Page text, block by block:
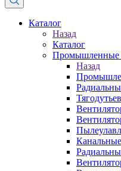
Каталог
Назад
Каталог
Промышленные
Назад